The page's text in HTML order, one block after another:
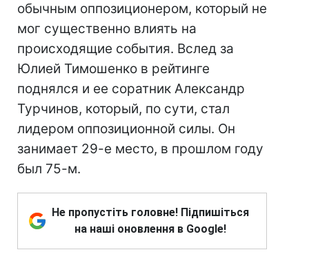
обычным оппозиционером, который не
мог существенно влиять на
происходящие события. Вслед за
Юлией Тимошенко в рейтинге
поднялся и ее соратник Александр
Турчинов, который, по сути, стал
лидером оппозиционной силы. Он
занимает 29-е место, в прошлом году
был 75-м.
Не пропустіть головне! Підпишіться
на наші оновлення в Google!